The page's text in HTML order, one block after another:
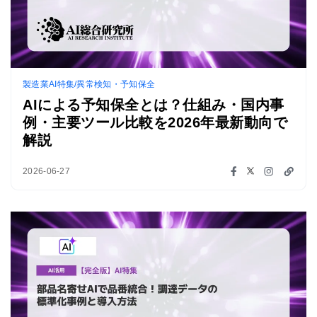
製造業AI特集/異常検知・予知保全
AIによる予知保全とは？仕組み・国内事
例・主要ツール比較を2026年最新動向で
解説
2026-06-27